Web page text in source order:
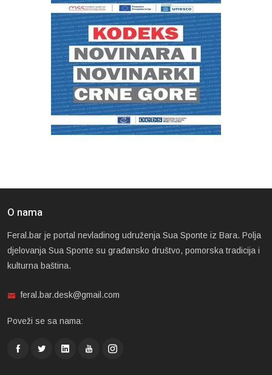
O nama
Feral.bar je portal nevladinog udruženja Sua Sponte iz Bara. Polja
djelovanja Sua Sponte su građansko društvo, pomorska tradicija i
kulturna baština.
feral.bar.desk@gmail.com
Poveži se sa nama: